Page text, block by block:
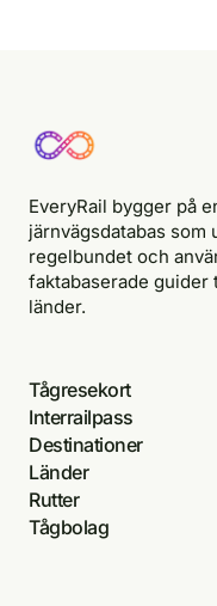
EveryRail bygger på
järnvägsdatabas
regelbundet och
faktabaserade
länder.
Tågresekort
Interrailpass
Destinationer
Länder
Rutter
Tågbolag